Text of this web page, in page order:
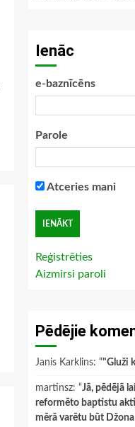
Ienāc
e-baznīcēns
Parole
Atceries mani
Reģistrēties
Aizmirsi paroli
Pēdējie
Janis Karklins: “"Gluži
martinsz: “Jā, pēdējā
reformēto baptistu
mērā varētu būt